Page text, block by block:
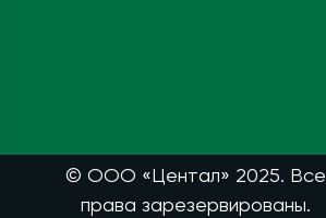
© ООО «Центал» 2025. Все
права зарезервированы.